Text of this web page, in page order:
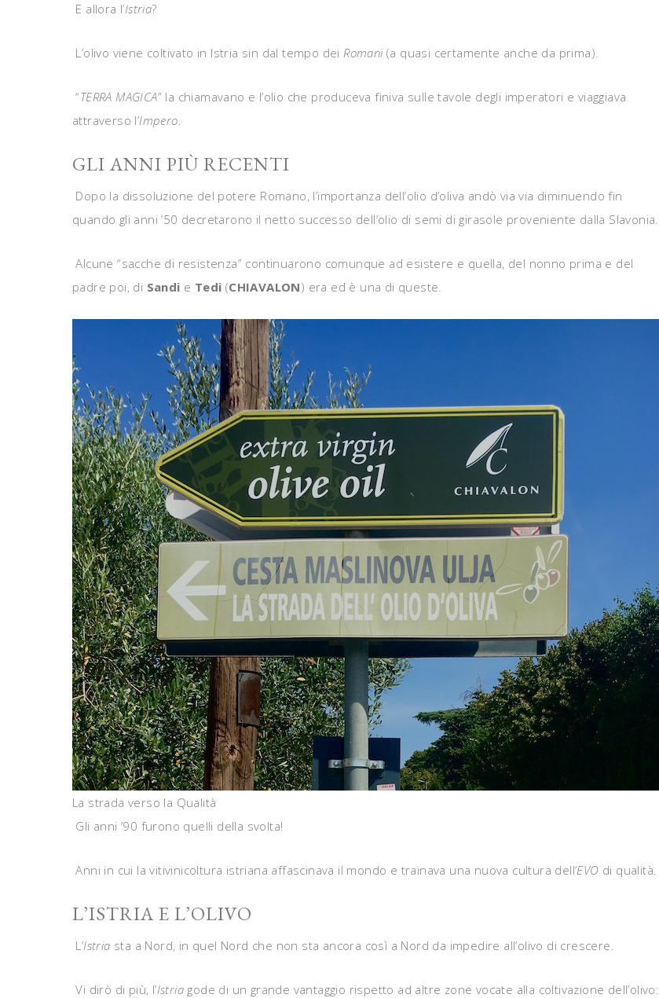
E allora l’Istria?
L’olivo viene coltivato in Istria sin dal tempo deiRomani(a quasi certamente anche da prima).
“TERRA MAGICA” la chiamavano e l’olio che produceva finiva sulle tavole degli imperatori e viaggiava
attraverso l’Impero.
GLI ANNI PIÙ RECENTI
Dopo la dissoluzione del potere Romano, l’importanza dell’olio d’oliva andò via via diminuendo fin
quando gli anni ’50 decretarono il netto successo dell’olio di semi di girasole proveniente dalla Slavonia.
Alcune “sacche di resistenza” continuarono comunque ad esistere e quella, del nonno prima e del
padre poi, di Sandi e Tedi (CHIAVALON) era ed è una di queste.
La strada verso la Qualità
Gli anni ’90 furono quelli della svolta!
Anni in cui la vitivinicoltura istriana affascinava il mondo e trainava una nuova cultura dell’EVO di qualità.
L’ISTRIA E L’OLIVO
L’Istria sta a Nord, in quel Nord che non sta ancora così a Nord da impedire all’olivo di crescere.
Vi dirò di più, l’Istria gode di un grande vantaggio rispetto ad altre zone vocate alla coltivazione dell’olivo: